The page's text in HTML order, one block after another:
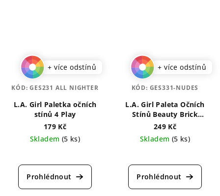
+ více odstínů
L.A. Girl Paletka očních
stínů 4 Play
179 Kč
Skladem (5 ks)
hodnocení
produktu
KÓD:GES231 ALL NIGHTER
+ více odstínů
L.A. Girl Paleta Očních
Stínů Beauty Brick
Collection 12 g
249 Kč
Skladem (5 ks)
hodnocení
produktu
KÓD: GES331-NUDES